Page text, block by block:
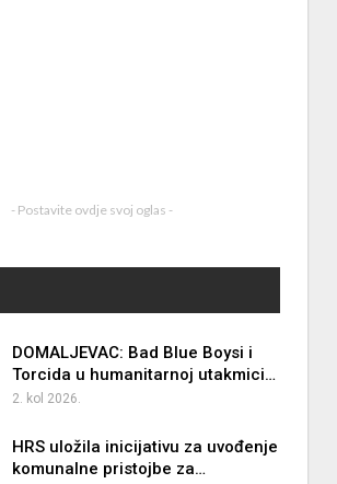
- Postavite ovdje svoj oglas -
DOMALJEVAC: Bad Blue Boysi i
Torcida u humanitarnoj utakmici…
2. kol 2026.
HRS uložila inicijativu za uvođenje
komunalne pristojbe za…